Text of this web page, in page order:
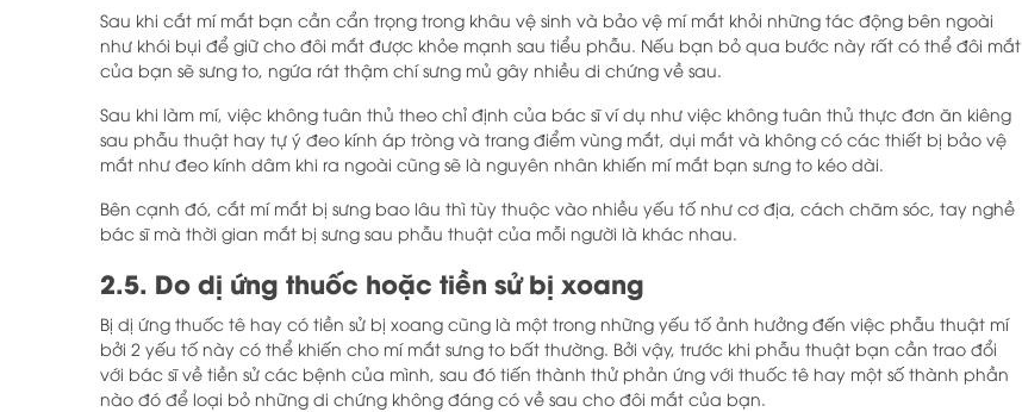
Sau khi cắt mí mắt bạn cần cẩn trọng trong khâu vệ sinh và bảo vệ mí mắt khỏi những tác động bên ngoài
như khói bụi để giữ cho đôi mắt được khỏe mạnh sau tiểu phẫu. Nếu bạn bỏ qua bước này rất có thể đôi mắt
của bạn sẽ sưng to, ngứa rát thậm chí sưng mủ gây nhiều di chứng về sau.
Sau khi làm mí, việc không tuân thủ theo chỉ định của bác sĩ ví dụ như việc không tuân thủ thực đơn ăn kiêng
sau phẫu thuật hay tự ý đeo kính áp tròng và trang điểm vùng mắt, dụi mắt và không có các thiết bị bảo vệ
mắt như đeo kính dâm khi ra ngoài cũng sẽ là nguyên nhân khiến mí mắt bạn sưng to kéo dài.
Bên cạnh đó, cắt mí mắt bị sưng bao lâu thì tùy thuộc vào nhiều yếu tố như cơ địa, cách chăm sóc, tay nghề
bác sĩ mà thời gian mắt bị sưng sau phẫu thuật của mỗi người là khác nhau.
2.5. Do dị ứng thuốc hoặc tiền sử bị xoang
Bị dị ứng thuốc tê hay có tiền sử bị xoang cũng là một trong những yếu tố ảnh hưởng đến việc phẫu thuật mí
bởi 2 yếu tố này có thể khiến cho mí mắt sưng to bất thường. Bởi vậy, trước khi phẫu thuật bạn cần trao đổi
với bác sĩ về tiền sử các bệnh của mình, sau đó tiến thành thử phản ứng với thuốc tê hay một số thành phần
nào đó để loại bỏ những di chứng không đáng có về sau cho đôi mắt của bạn.